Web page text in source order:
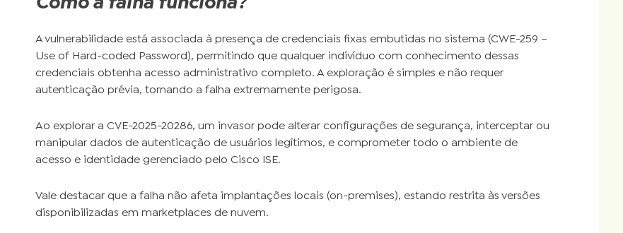
A vulnerabilidade está associada à presença de credenciais fixas embutidas no sistema (CWE-259 –
Use of Hard-coded Password), permitindo que qualquer indivíduo com conhecimento dessas
credenciais obtenha acesso administrativo completo. A exploração é simples e não requer
autenticação prévia, tornando a falha extremamente perigosa.
Ao explorar a CVE-2025-20286, um invasor pode alterar configurações de segurança, interceptar ou
manipular dados de autenticação de usuários legítimos, e comprometer todo o ambiente de
acesso e identidade gerenciado pelo Cisco ISE.
Vale destacar que a falha não afeta implantações locais (on-premises), estando restrita às versões
disponibilizadas em marketplaces de nuvem.